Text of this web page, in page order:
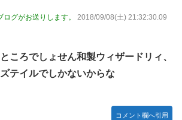
グがお送りします。
2018/09/08(土) 21:32:30.09
ころでしょせん和製ウィザードリィ、
テイルでしかないからな
コメント欄へ引用